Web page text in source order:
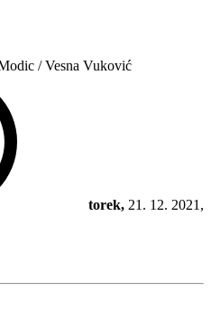
/ Vesna Vuković
torek, 21. 12. 2021,